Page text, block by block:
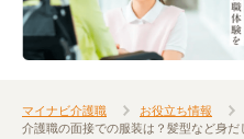
マイナビ介護職 お役立ち情報
介護職の面接での服装は？髪型など身